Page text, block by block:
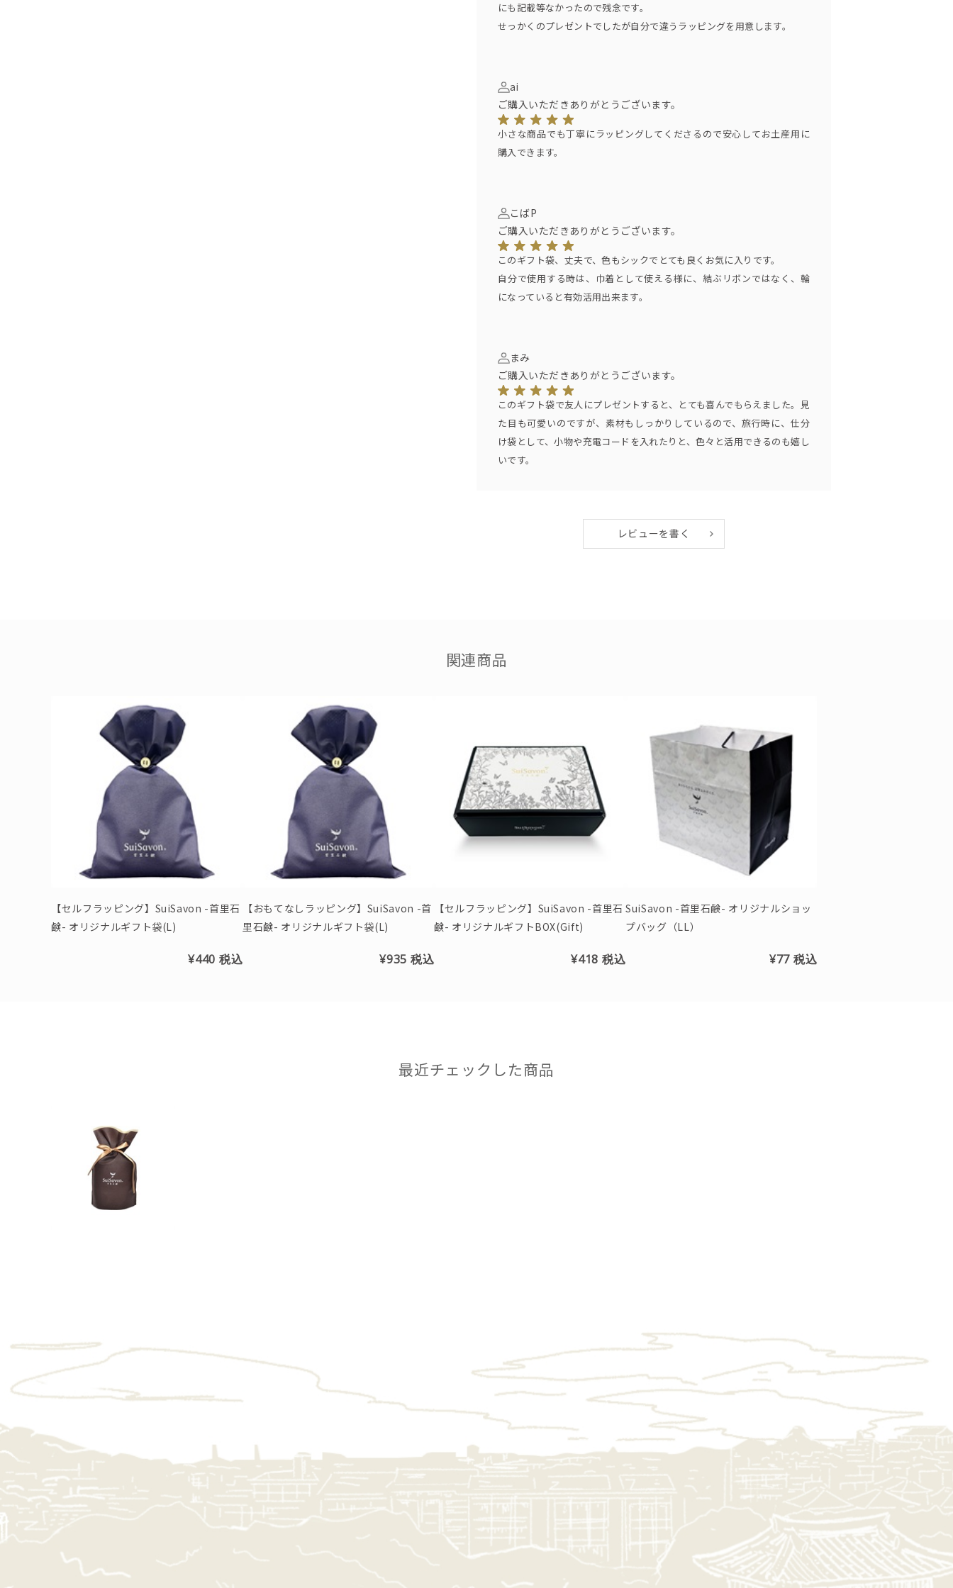
にも記載等なかったので残念です。
せっかくのプレゼントでしたが自分で違うラッピングを用意します。
ai
ご購入いただきありがとうございます。
小さな商品でも丁寧にラッピングしてくださるので安心してお土産用に
購入できます。
こばP
ご購入いただきありがとうございます。
このギフト袋、丈夫で、色もシックでとても良くお気に入りです。
自分で使用する時は、巾着として使える様に、結ぶリボンではなく、輪
になっていると有効活用出来ます。
まみ
ご購入いただきありがとうございます。
このギフト袋で友人にプレゼントすると、とても喜んでもらえました。見
た目も可愛いのですが、素材もしっかりしているので、旅行時に、仕分
け袋として、小物や充電コードを入れたりと、色々と活用できるのも嬉し
いです。
レビューを書く
関連商品
【セルフラッピング】SuiSavon -首里石
鹸- オリジナルギフト袋(L)
¥440税込
【おもてなしラッピング】SuiSavon -首
里石鹸- オリジナルギフト袋(L)
¥935税込
【セルフラッピング】SuiSavon -首里石
鹸- オリジナルギフトBOX(Gift)
¥418税込
SuiSavon -首里石鹸- オリジナルショッ
プバッグ（LL）
¥77税込
最近チェックした商品